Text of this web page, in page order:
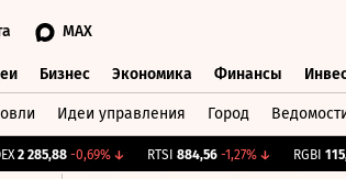
MAX
Бизнес Экономика Финансы
Идеи управления Город
285,88 -0,69%↓ RTSI 884,56 -1,27%↓ RGBI 115,35